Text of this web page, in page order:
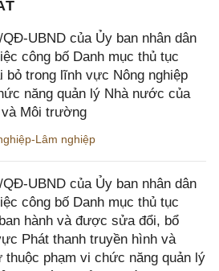
UBND của Ủy ban nhân dân
công bố Danh mục thủ tục
bỏ trong lĩnh vực Nông nghiệp
năng quản lý Nhà nước của
Môi trường
Lâm nghiệp
UBND của Ủy ban nhân dân
công bố Danh mục thủ tục
hành và được sửa đổi, bổ
Phát thanh truyền hình và
thuộc phạm vi chức năng quản lý